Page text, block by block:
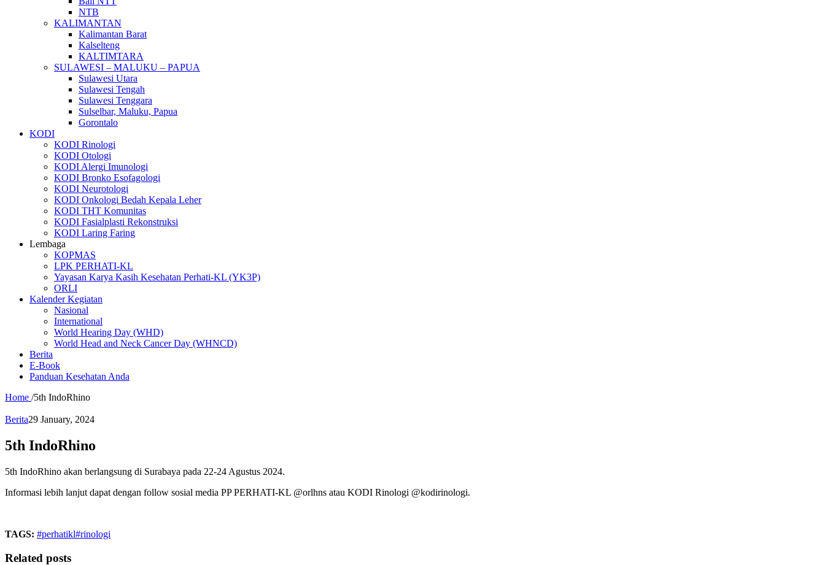
NTB
KALIMANTAN
Kalimantan Barat
Kalselteng
KALTIMTARA
SULAWESI – MALUKU – PAPUA
Sulawesi Utara
Sulawesi Tengah
Sulawesi Tenggara
Sulselbar, Maluku, Papua
Gorontalo
KODI
KODI Rinologi
KODI Otologi
KODI Alergi Imunologi
KODI Bronko Esofagologi
KODI Neurotologi
KODI Onkologi Bedah Kepala Leher
KODI THT Komunitas
KODI Fasialplasti Rekonstruksi
KODI Laring Faring
Lembaga
KOPMAS
LPK PERHATI-KL
Yayasan Karya Kasih Kesehatan Perhati-KL (YK3P)
ORLI
Kalender Kegiatan
Nasional
International
World Hearing Day (WHD)
World Head and Neck Cancer Day (WHNCD)
Berita
E-Book
Panduan Kesehatan Anda
Home /5th IndoRhino
Berita29 January, 2024
5th IndoRhino
5th IndoRhino akan berlangsung di Surabaya pada 22-24 Agustus 2024.
Informasi lebih lanjut dapat dengan follow sosial media PP PERHATI-KL @orlhns atau KODI Rinologi @kodirinologi.
TAGS: #perhatikl#rinologi
Related posts